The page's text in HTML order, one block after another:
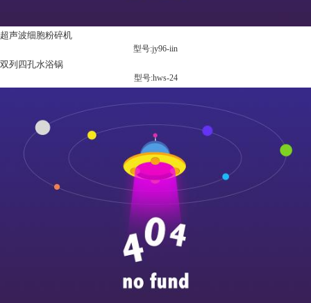
超声波细胞粉碎机
型号:jy96-iin
双列四孔水浴锅
型号:hws-24